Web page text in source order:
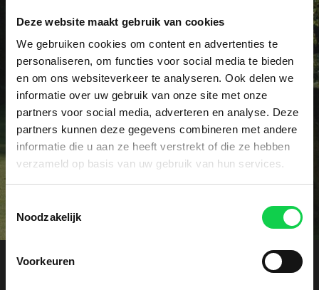
Deze website maakt gebruik van cookies
We gebruiken cookies om content en advertenties te
personaliseren, om functies voor social media te bieden
en om ons websiteverkeer te analyseren. Ook delen we
informatie over uw gebruik van onze site met onze
partners voor social media, adverteren en analyse. Deze
partners kunnen deze gegevens combineren met andere
informatie die u aan ze heeft verstrekt of die ze hebben
verzameld op basis van uw gebruik van hun services.
Noodzakelijk
Voorkeuren
Vraag het dé specialist!
Heeft u een specifieke vraag of wellicht een
probleem met uw rhododendrons? Onze specialist
voorziet u graag vrijblijvend van advies.
Contact